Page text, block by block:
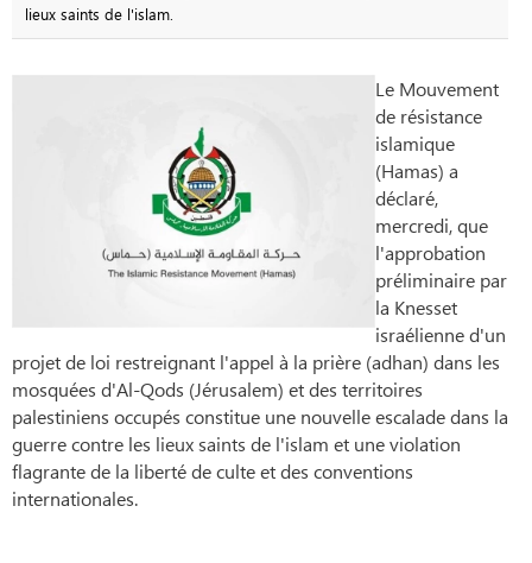
lieux saints de l'islam.
Le Mouvement
de résistance
islamique
(Hamas) a
déclaré,
mercredi, que
l'approbation
préliminaire par
la Knesset
israélienne d'un
projet de loi restreignant l'appel à la prière (adhan) dans les
mosquées d'Al-Qods (Jérusalem) et des territoires
palestiniens occupés constitue une nouvelle escalade dans la
guerre contre les lieux saints de l'islam et une violation
flagrante de la liberté de culte et des conventions
internationales.